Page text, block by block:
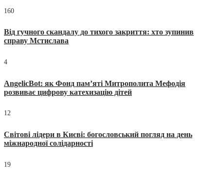
160
Від гучного скандалу до тихого закриття: хто зупинив
справу Мстислава
4
AngelicBot: як Фонд пам’яті Митрополита Мефодія
розвиває цифрову катехизацію дітей
12
Світові лідери в Києві: богословський погляд на день
міжнародної солідарності
19